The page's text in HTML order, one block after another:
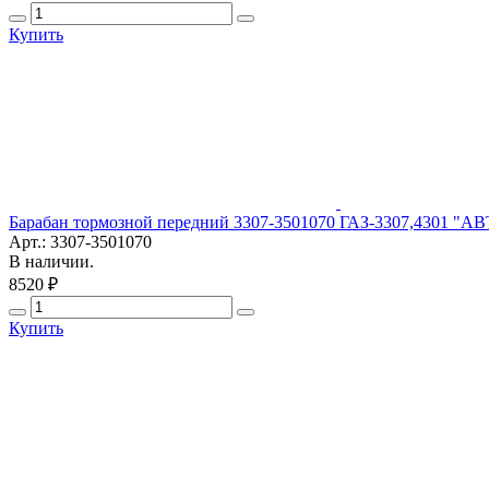
Купить
Барабан тормозной передний 3307-3501070 ГАЗ-3307,4301
Арт.: 3307-3501070
В наличии.
8520 ₽
Купить